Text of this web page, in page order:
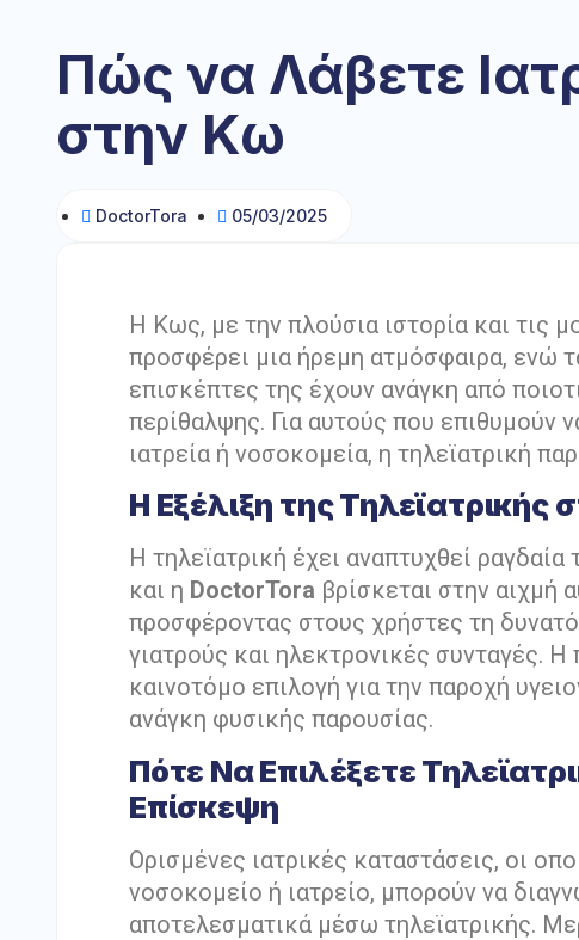
Πώς να Λάβετε
στην Κω
DoctorTora 05/03/2025
Η Κως, με την πλούσια ιστορία και τις
προσφέρει μια ήρεμη ατμόσφαιρα, ενώ
επισκέπτες της έχουν ανάγκη από
περίθαλψης. Για αυτούς που επιθυμούν
ιατρεία ή νοσοκομεία, η τηλεϊατρική
Η Εξέλιξη της Τηλεϊατρικής
Η τηλεϊατρική έχει αναπτυχθεί
και η DoctorTora βρίσκεται στην αιχμή
προσφέροντας στους χρήστες τη
γιατρούς και ηλεκτρονικές συνταγές.
καινοτόμο επιλογή για την παροχή
ανάγκη φυσικής παρουσίας.
Πότε Να Επιλέξετε
Επίσκεψη
Ορισμένες ιατρικές καταστάσεις, οι
νοσοκομείο ή ιατρείο, μπορούν να
αποτελεσματικά μέσω τηλεϊατρικής.